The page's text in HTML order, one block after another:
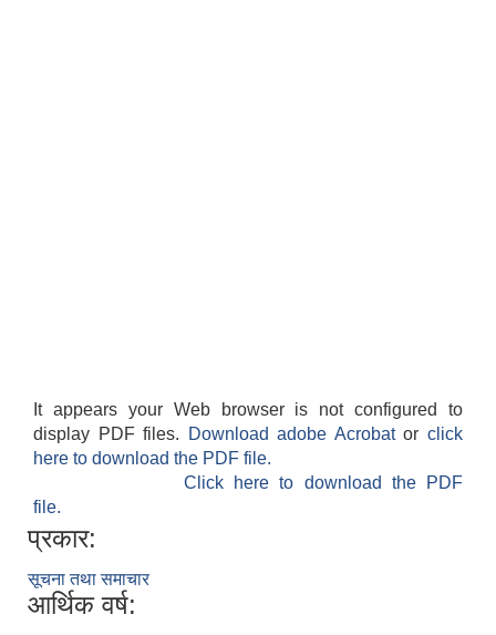
It appears your Web browser is not configured to
display PDF files.
Download adobe Acrobatorclick
here to download the PDF file.
Click here to download the PDF
file.
प्रकार:
सूचना तथा समाचार
आर्थिक वर्ष: